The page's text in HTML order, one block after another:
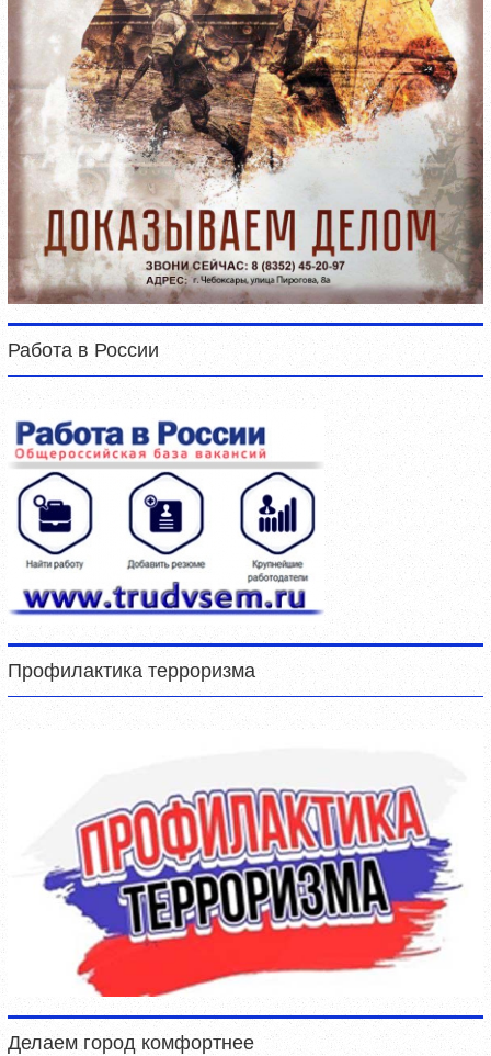
Работа в России
Профилактика терроризма
Делаем город комфортнее